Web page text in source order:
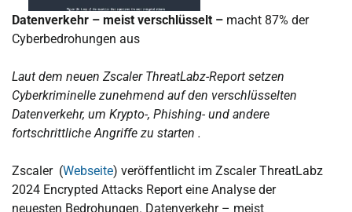
Datenverkehr – meist verschlüsselt – macht 87% der
Cyberbedrohungen aus
Laut dem neuen Zscaler ThreatLabz-Report setzen
Cyberkriminelle zunehmend auf den verschlüsselten
Datenverkehr, um Krypto-, Phishing- und andere
fortschrittliche Angriffe zu starten .
Zscaler (Webseite) veröffentlicht im Zscaler ThreatLabz
2024 Encrypted Attacks Report eine Analyse der
neuesten Bedrohungen. Datenverkehr – meist